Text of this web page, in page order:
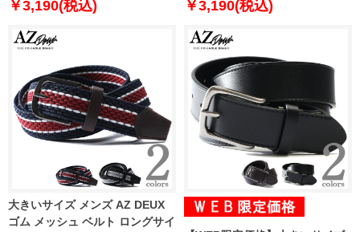
￥3,190(税込) ￥3,190(税込)
大きいサイズ メンズ AZ DEUX
ゴム メッシュ ベルト ロングサイ